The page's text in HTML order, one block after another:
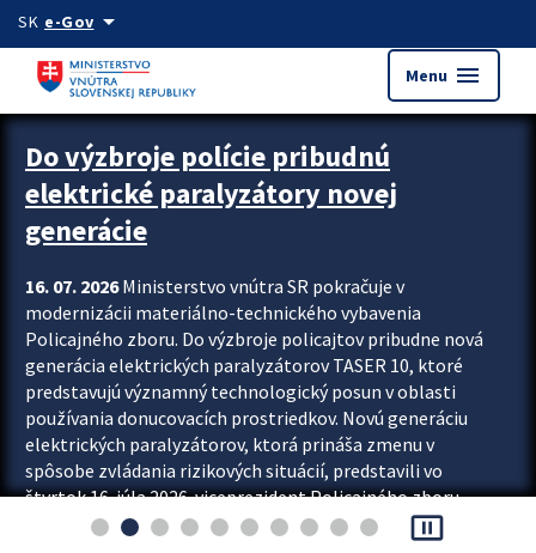
Preskocit na hlavný obsah
SK e-Govarrow_drop_down
Menu menu
Zastavit automatický posun upútavok
Do výzbroje polície pribudnú
elektrické paralyzátory novej
generácie
16. 07. 2026Ministerstvo vnútra SR pokračuje v
modernizácii materiálno-technického vybavenia
Policajného zboru. Do výzbroje policajtov pribudne nová
generácia elektrických paralyzátorov TASER 10, ktoré
predstavujú významný technologický posun v oblasti
používania donucovacích prostriedkov. Novú generáciu
elektrických paralyzátorov, ktorá prináša zmenu v
spôsobe zvládania rizikových situácií, predstavili vo
štvrtok 16. júla 2026 viceprezident Policajného zboru
Rastislav Polakovič a riaditeľ odboru výcviku...
pause_presentation